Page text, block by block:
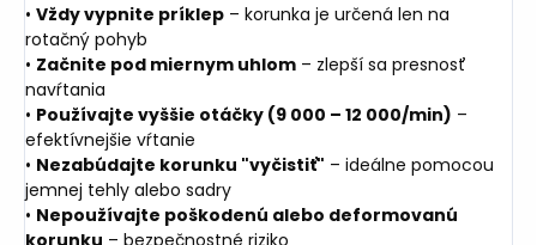
• Vždy vypnite príklep – korunka je určená len na
rotačný pohyb
• Začnite pod miernym uhlom – zlepší sa presnosť
navŕtania
• Používajte vyššie otáčky (9 000 – 12 000/min) –
efektívnejšie vŕtanie
• Nezabúdajte korunku "vyčistiť" – ideálne pomocou
jemnej tehly alebo sadry
• Nepoužívajte poškodenú alebo deformovanú
korunku – bezpečnostné riziko